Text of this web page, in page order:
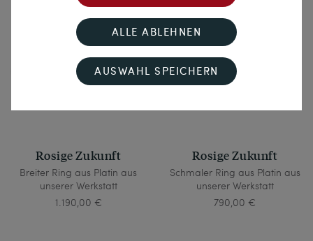
Rosige Zukunft
Breiter Ring aus Platin aus
unserer Werkstatt
1.190,00 €
Rosige Zukunft
Schmaler Ring aus Platin aus
unserer Werkstatt
790,00 €
ALLE ABLEHNEN
AUSWAHL SPEICHERN